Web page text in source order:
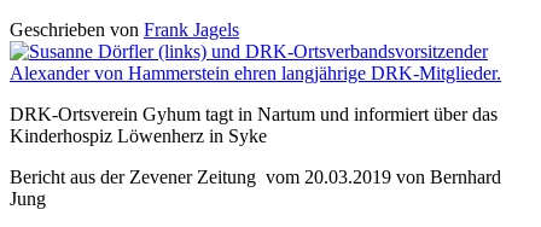
Geschrieben von Frank Jagels
DRK-Ortsverein Gyhum tagt in Nartum und informiert über das
Kinderhospiz Löwenherz in Syke
Bericht aus der Zevener Zeitung vom 20.03.2019 von Bernhard
Jung